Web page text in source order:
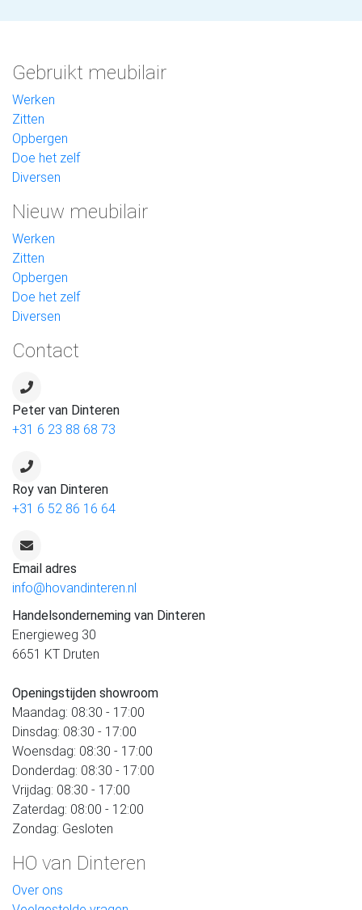
Gebruikt meubilair
Werken
Zitten
Opbergen
Doe het zelf
Diversen
Nieuw meubilair
Werken
Zitten
Opbergen
Doe het zelf
Diversen
Contact
Peter van Dinteren
+31 6 23 88 68 73
Roy van Dinteren
+31 6 52 86 16 64
Email adres
info@hovandinteren.nl
Handelsonderneming van Dinteren
Energieweg 30
6651 KT Druten
Openingstijden showroom
Maandag: 08:30 - 17:00
Dinsdag: 08:30 - 17:00
Woensdag: 08:30 - 17:00
Donderdag: 08:30 - 17:00
Vrijdag: 08:30 - 17:00
Zaterdag: 08:00 - 12:00
Zondag: Gesloten
HO van Dinteren
Over ons